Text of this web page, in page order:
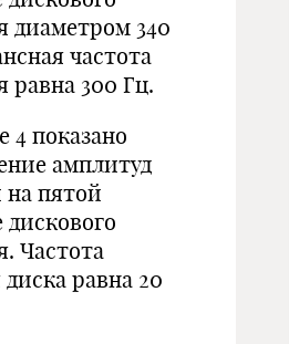
диаметром 340
частота
равна 300 Гц.
4 показано
амплитуд
на пятой
Частота
равна 20